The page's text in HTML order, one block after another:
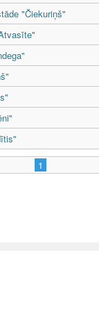
"Čiekuriņš"
1